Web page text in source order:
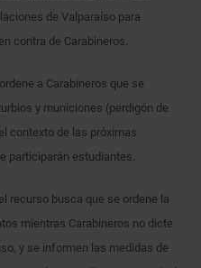
de Valparaíso para
contra de Carabineros.
a Carabineros que se
y municiones (perdigón de
contexto de las próximas
participarán estudiantes.
recurso busca que se ordene la
mientras Carabineros no dicte
y se informen las medidas de